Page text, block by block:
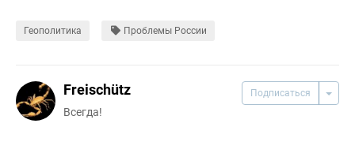
Геополитика Проблемы России
Подписаться
Freischütz
Всегда!